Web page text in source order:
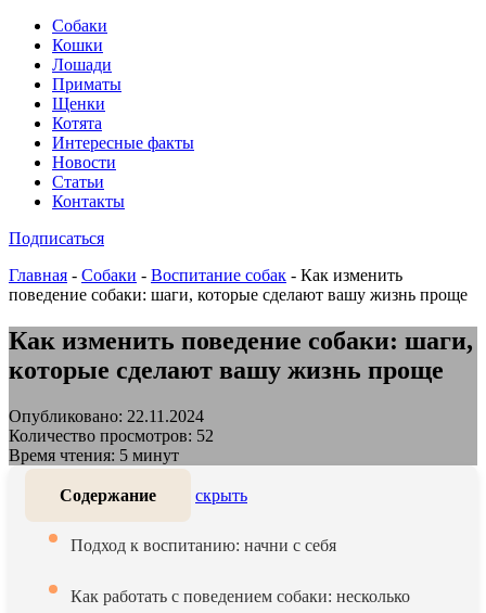
Собаки
Кошки
Лошади
Приматы
Щенки
Котята
Интересные факты
Новости
Статьи
Контакты
Подписаться
Главная - Собаки - Воспитание собак - Как изменить
поведение собаки: шаги, которые сделают вашу жизнь проще
Как изменить поведение собаки: шаги,
которые сделают вашу жизнь проще
Опубликовано: 22.11.2024
Количество просмотров: 52
Время чтения: 5 минут
Содержание скрыть
Подход к воспитанию: начни с себя
Как работать с поведением собаки: несколько